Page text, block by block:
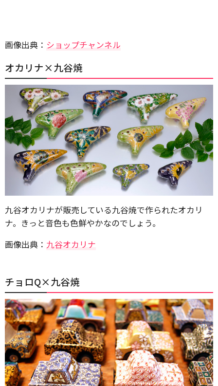
画像出典： ショップチャンネル
オカリナ×九谷焼
九谷オカリナが販売している九谷焼で作られたオカリ
ナ。きっと音色も色鮮やかなのでしょう。
画像出典： 九谷オカリナ
チョロQ×九谷焼